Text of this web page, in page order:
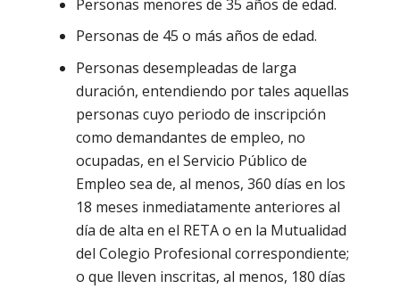
Personas menores de 35 años de edad.
Personas de 45 o más años de edad.
Personas desempleadas de larga
duración, entendiendo por tales aquellas
personas cuyo periodo de inscripción
como demandantes de empleo, no
ocupadas, en el Servicio Público de
Empleo sea de, al menos, 360 días en los
18 meses inmediatamente anteriores al
día de alta en el RETA o en la Mutualidad
del Colegio Profesional correspondiente;
o que lleven inscritas, al menos, 180 días